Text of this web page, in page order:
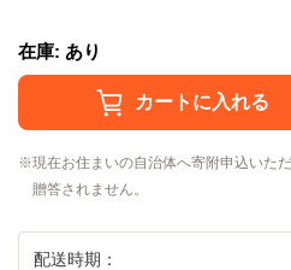
在庫: あり
現在お住まいの自治体へ寄附申込いた
贈答されません。
配送時期：